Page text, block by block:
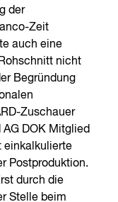
der
Zeit
auch eine
nicht
Begründung
Zuschauer
DOK Mitglied
einkalkulierte
Postproduktion.
durch die
Stelle beim